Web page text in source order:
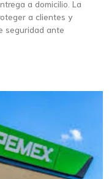
a domicilio. La
a clientes y
seguridad ante